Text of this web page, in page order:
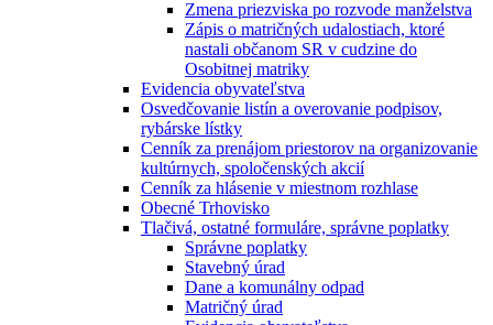
Zmena priezviska po rozvode manželstva
Zápis o matričných udalostiach, ktoré
nastali občanom SR v cudzine do
Osobitnej matriky
Evidencia obyvateľstva
Osvedčovanie listín a overovanie podpisov,
rybárske lístky
Cenník za prenájom priestorov na organizovanie
kultúrnych, spoločenských akcií
Cenník za hlásenie v miestnom rozhlase
Obecné Trhovisko
Tlačivá, ostatné formuláre, správne poplatky
Správne poplatky
Stavebný úrad
Dane a komunálny odpad
Matričný úrad